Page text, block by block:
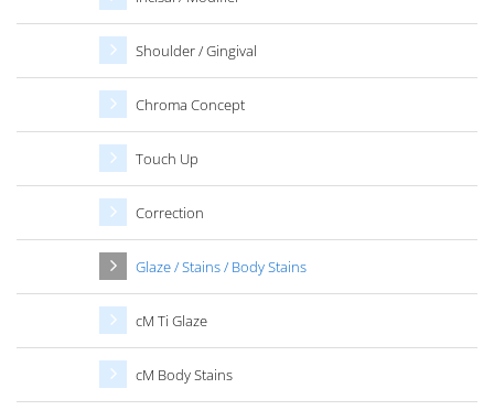
Shoulder / Gingival
Chroma Concept
Touch Up
Correction
Glaze / Stains / Body Stains
cM Ti Glaze
cM Body Stains